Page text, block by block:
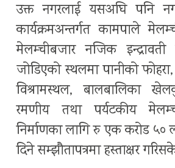
उक्त नगरलाई यसअघि पनि
कार्यक्रमअन्तर्गत कामपाले
मेलम्चीबजार नजिक इन्द्रावती
जोडिएको स्थलमा पानीको
विश्रामस्थल, बालबालिका
रमणीय तथा पर्यटकीय
निर्माणका लागि रु एक करोड
दिने सम्झौतापत्रमा हस्ताक्षर